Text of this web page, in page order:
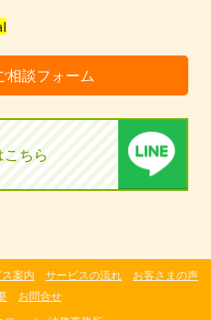
相談フォーム
こちら
案内 サービスの流れ
お客さまの声
お問合せ